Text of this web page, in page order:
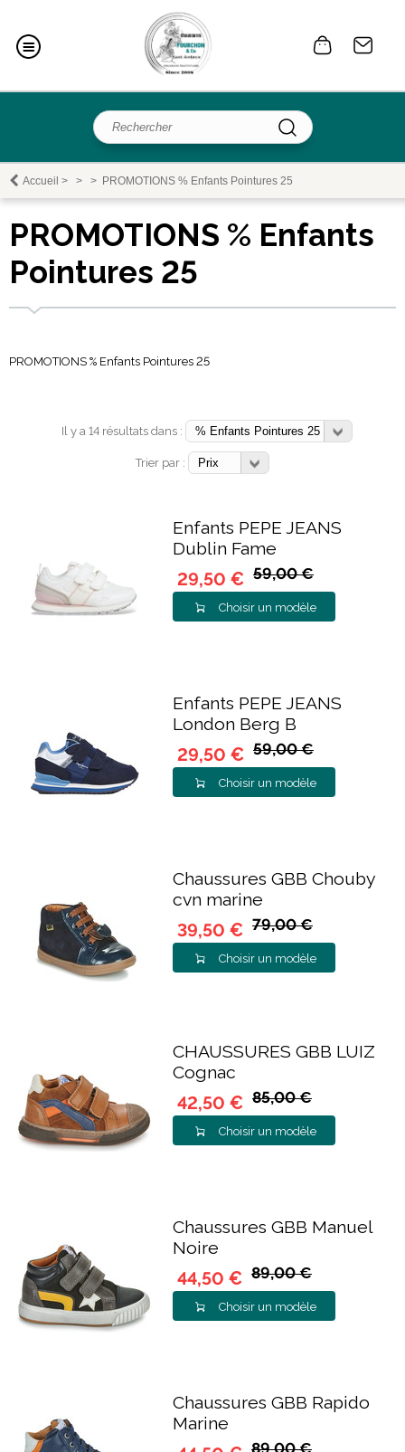
Accueil > > > PROMOTIONS % Enfants Pointures 25
PROMOTIONS % Enfants
Pointures 25
PROMOTIONS % Enfants Pointures 25
Il y a 14 résultats dans :
Trier par :
Enfants PEPE JEANS
Dublin Fame
29,50 € 59,00 €
Choisir un modèle
Enfants PEPE JEANS
London Berg B
29,50 € 59,00 €
Choisir un modèle
Chaussures GBB Chouby
cvn marine
39,50 € 79,00 €
Choisir un modèle
CHAUSSURES GBB LUIZ
Cognac
42,50 € 85,00 €
Choisir un modèle
Chaussures GBB Manuel
Noire
44,50 € 89,00 €
Choisir un modèle
Chaussures GBB Rapido
Marine
89,00 €